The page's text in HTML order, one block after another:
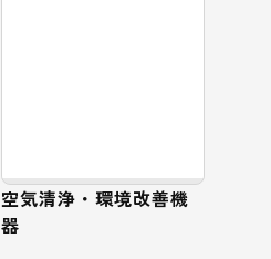
空気清浄・環境改善機
器